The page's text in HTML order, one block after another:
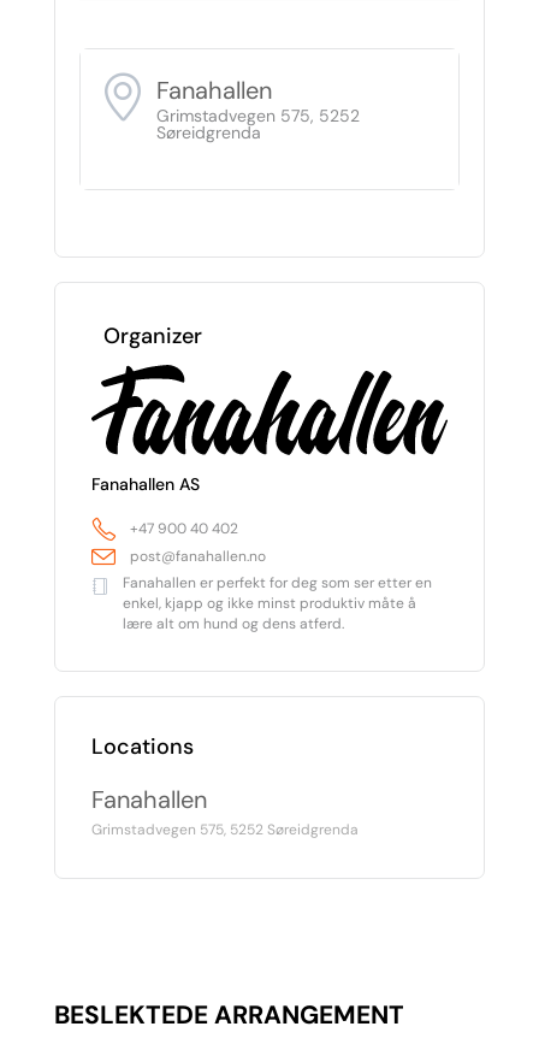
Fanahallen
Grimstadvegen 575, 5252
Søreidgrenda
Organizer
Fanahallen AS
+47 900 40 402
post@fanahallen.no
Fanahallen er perfekt for deg som ser etter en
enkel, kjapp og ikke minst produktiv måte å
lære alt om hund og dens atferd.
Locations
Fanahallen
Grimstadvegen 575, 5252 Søreidgrenda
BESLEKTEDE ARRANGEMENT